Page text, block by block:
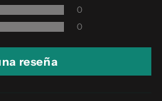
0
0
reseña